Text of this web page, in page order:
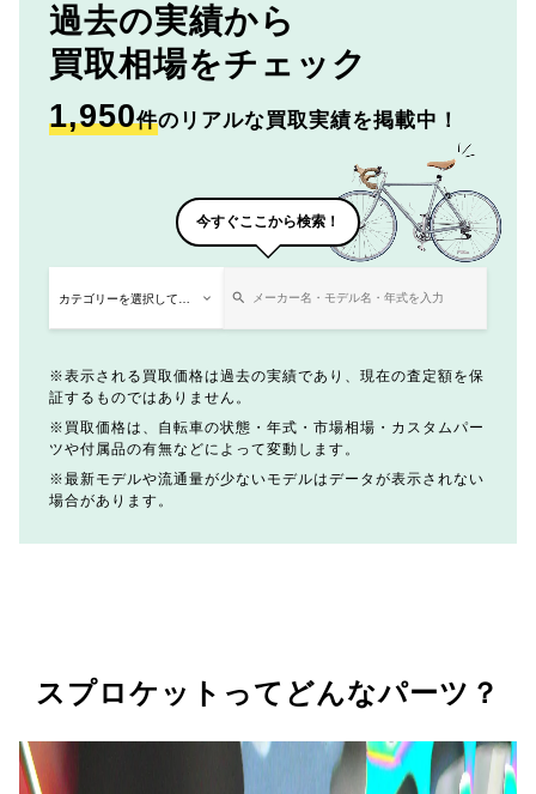
過去の実績から
買取相場をチェック
1,950件のリアルな買取実績を掲載中！
今すぐここから検索！
表示される買取価格は過去の実績であり、現在の査定額を保
証するものではありません。
買取価格は、自転車の状態・年式・市場相場・カスタムパー
ツや付属品の有無などによって変動します。
最新モデルや流通量が少ないモデルはデータが表示されない
場合があります。
スプロケットってどんなパーツ？